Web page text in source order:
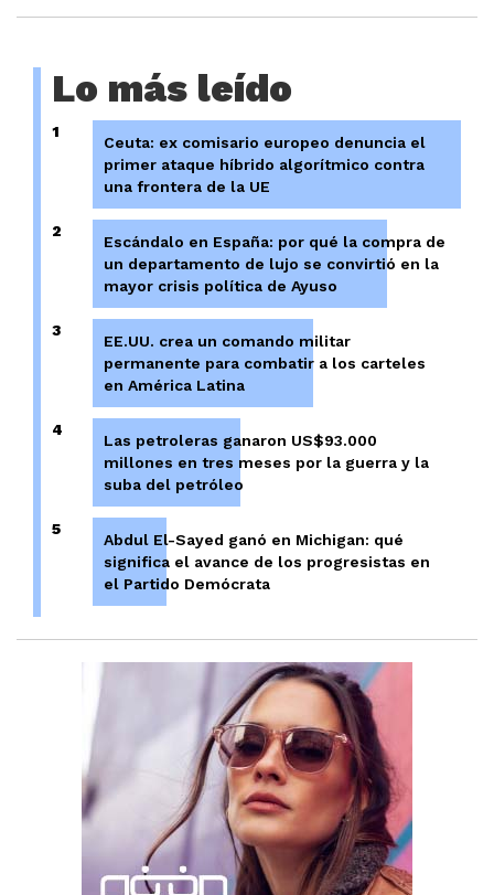
Lo más leído
1
Ceuta: ex comisario europeo denuncia el
primer ataque híbrido algorítmico contra
una frontera de la UE
2
Escándalo en España: por qué la compra de
un departamento de lujo se convirtió en la
mayor crisis política de Ayuso
3
EE.UU. crea un comando militar
permanente para combatir a los carteles
en América Latina
4
Las petroleras ganaron US$93.000
millones en tres meses por la guerra y la
suba del petróleo
5
Abdul El-Sayed ganó en Michigan: qué
significa el avance de los progresistas en
el Partido Demócrata